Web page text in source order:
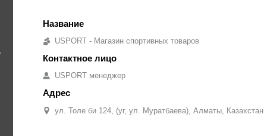
USPORT - Магазин спортивных товаров
USPORT менеджер
ул. Толе би 124, (уг, ул. Муратбаева), Алматы, Казахстан